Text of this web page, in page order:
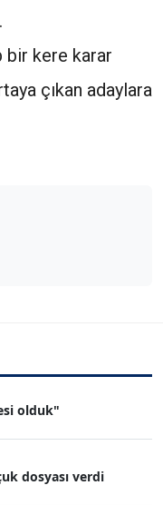
bir kere karar
çıkan adaylara
olduk"
dosyası verdi